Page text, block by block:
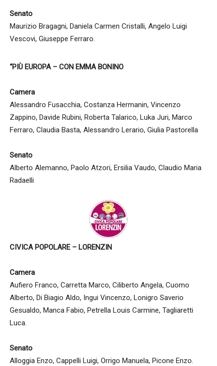
Senato
Maurizio Bragagni, Daniela Carmen Cristalli, Angelo Luigi
Vescovi, Giuseppe Ferraro.
“PIÙ EUROPA – CON EMMA BONINO
Camera
Alessandro Fusacchia, Costanza Hermanin, Vincenzo
Zappino, Davide Rubini, Roberta Talarico, Luka Juri, Marco
Ferraro, Claudia Basta, Alessandro Lerario, Giulia Pastorella
Senato
Alberto Alemanno, Paolo Atzori, Ersilia Vaudo, Claudio Maria
Radaelli
CIVICA POPOLARE – LORENZIN
Camera
Aufiero Franco, Carretta Marco, Ciliberto Angela, Cuomo
Alberto, Di Biagio Aldo, Ingui Vincenzo, Lonigro Saverio
Gesualdo, Manca Fabio, Petrella Louis Carmine, Tagliaretti
Luca.
Senato
Alloggia Enzo, Cappelli Luigi, Orrigo Manuela, Picone Enzo.